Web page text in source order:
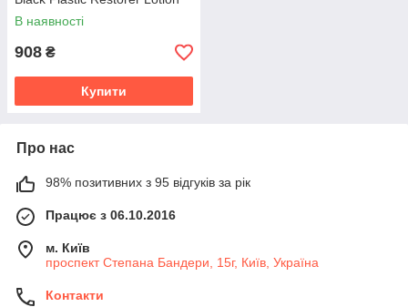
473 мл. (G15816)
В наявності
908 ₴
Купити
Про нас
98% позитивних з 95 відгуків за рік
Працює з 06.10.2016
м. Київ
проспект Степана Бандери, 15г, Київ, Україна
Контакти